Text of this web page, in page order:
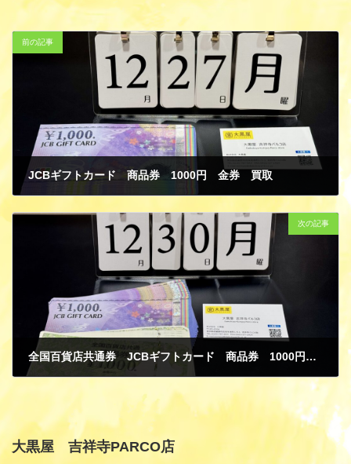
前の記事
JCBギフトカード 商品券 1000円 金券 買取
次の記事
全国百貨店共通券 JCBギフトカード 商品券 1000円 金券 買取
大黒屋 吉祥寺PARCO店